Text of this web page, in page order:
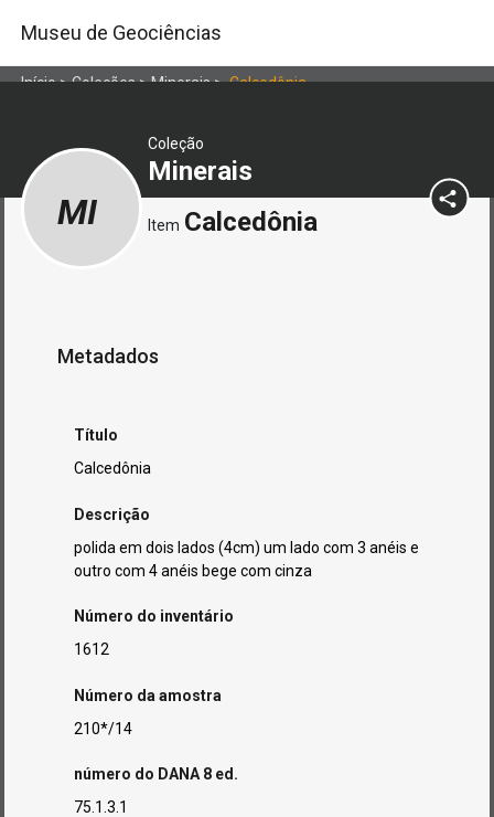
Museu de Geociências
Início>Coleções>Minerais>Calcedônia
Coleção
Minerais
MI Item Calcedônia
Metadados
Título
Calcedônia
Descrição
polida em dois lados (4cm) um lado com 3 anéis e
outro com 4 anéis bege com cinza
Número do inventário
1612
Número da amostra
210*/14
número do DANA 8 ed.
75.1.3.1